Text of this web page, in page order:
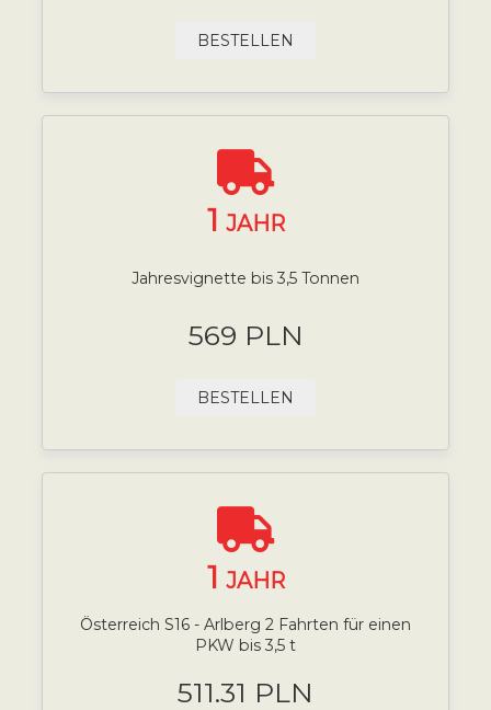
BESTELLEN
1 JAHR
Jahresvignette bis 3,5 Tonnen
569 PLN
BESTELLEN
1 JAHR
Österreich S16 - Arlberg 2 Fahrten für einen
PKW bis 3,5 t
511.31 PLN